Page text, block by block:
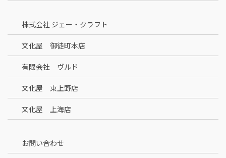
株式会社 ジェー・クラフト
文化屋 御徒町本店
有限会社 ヴルド
文化屋 東上野店
文化屋 上海店
お問い合わせ